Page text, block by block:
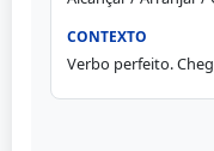
Verbo perfeito.